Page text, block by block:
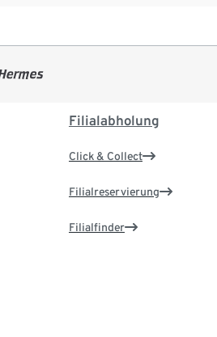
Filialabholung
Click & Collect
Filialreservierung
Filialfinder